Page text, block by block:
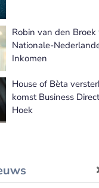
Robin van den
Nationale-
Inkomen
House of Bèta
komst Business
Hoek